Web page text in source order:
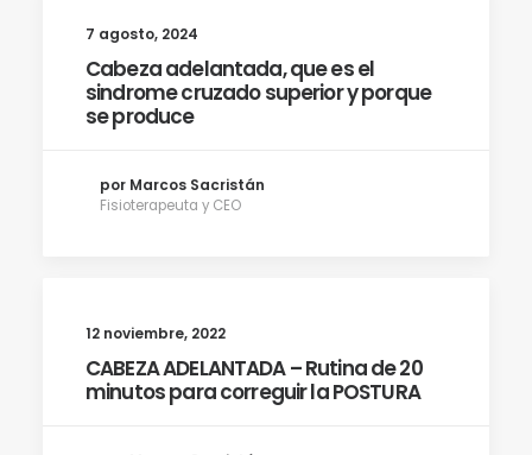
7 agosto, 2024
Cabeza adelantada, que es el
sindrome cruzado superior y porque
se produce
por Marcos Sacristán
Fisioterapeuta y CEO
12 noviembre, 2022
CABEZA ADELANTADA – Rutina de 20
minutos para correguir la POSTURA